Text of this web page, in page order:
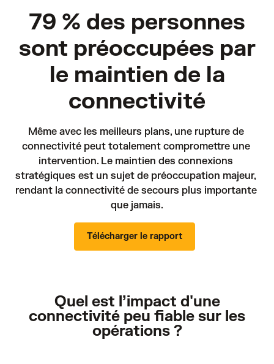
79 % des personnes
sont préoccupées par
le maintien de la
connectivité
Même avec les meilleurs plans, une rupture de
connectivité peut totalement compromettre une
intervention. Le maintien des connexions
stratégiques est un sujet de préoccupation majeur,
rendant la connectivité de secours plus importante
que jamais.
Télécharger le rapport
Quel est l’impact d'une
connectivité peu fiable sur les
opérations ?